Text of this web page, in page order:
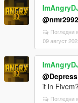
@nmr2992
Погледни
09 август
it in Fivem?
Погледни